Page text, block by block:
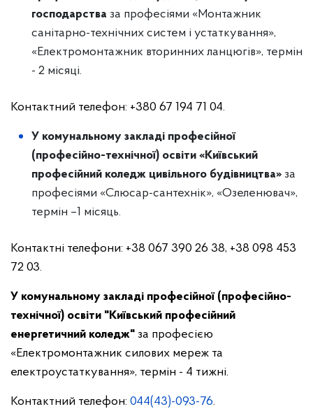
господарства за професіями «Монтажник
санітарно-технічних систем і устаткування»,
«Електромонтажник вторинних ланцюгів», термін
- 2 місяці.
Контактний телефон: +380 67 194 71 04.
У комунальному закладі професійної
(професійно-технічної) освіти «Київський
професійний коледж цивільного будівництва» за
професіями «Слюсар-сантехнік», «Озеленювач»,
термін –1 місяць.
Контактні телефони: +38 067 390 26 38, +38 098 453
72 03.
У комунальному закладі професійної (професійно-
технічної) освіти "Київський професійний
енергетичний коледж" за професією
«Електромонтажник силових мереж та
електроустаткування», термін - 4 тижні.
Контактний телефон: 044(43)-093-76.